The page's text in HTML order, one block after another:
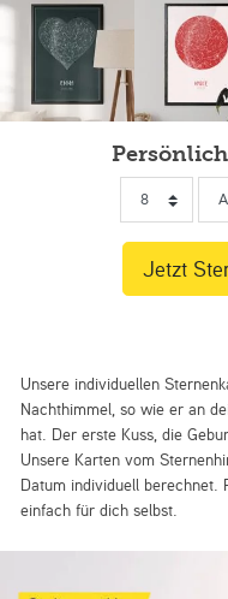
Unsere individuellen
Nachthimmel, so wie er an
hat. Der erste Kuss, die
Unsere Karten vom
Datum individuell berechnet.
einfach für dich selbst.